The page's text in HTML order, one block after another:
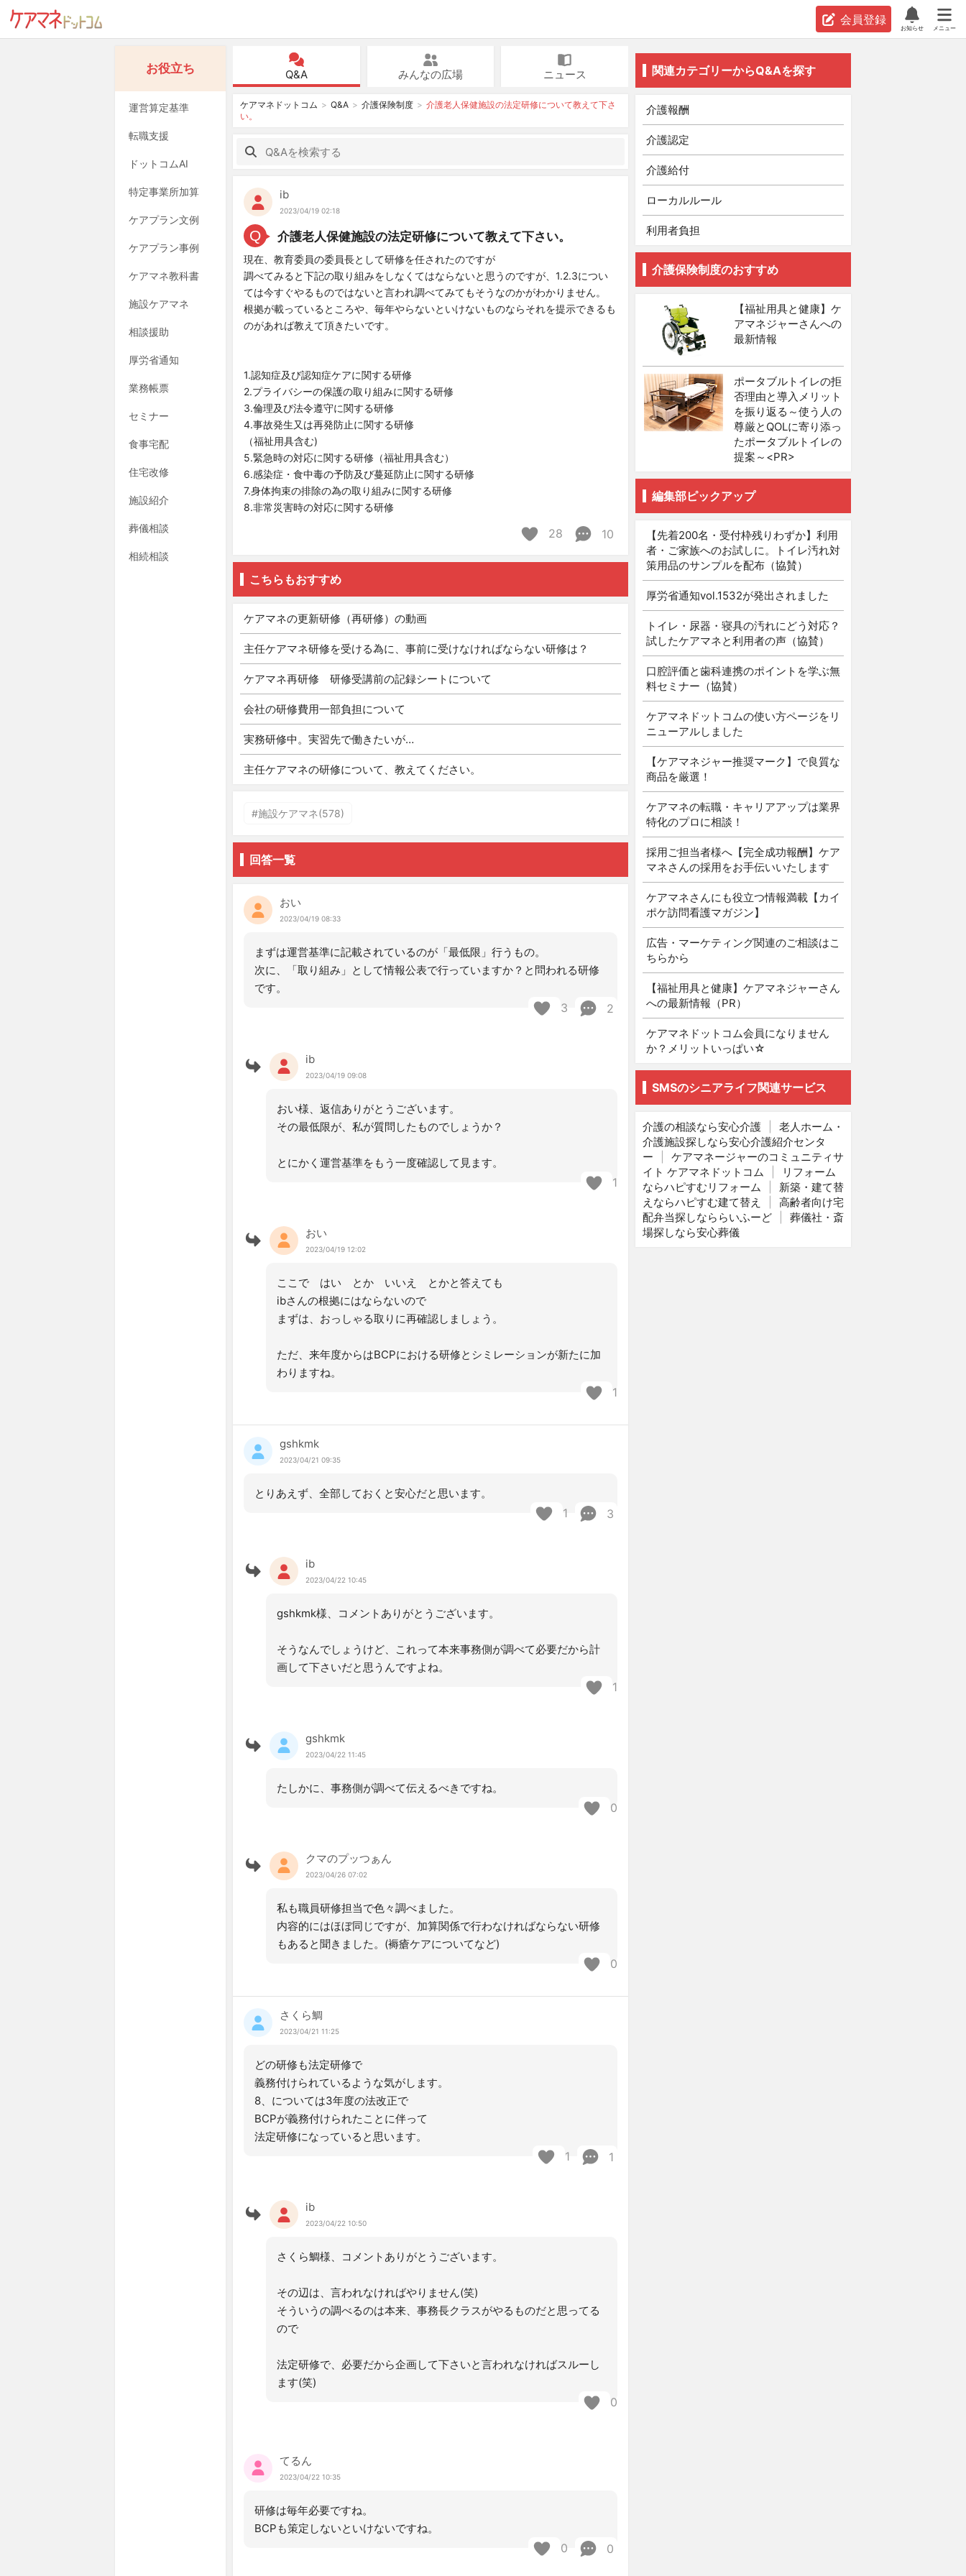
会員登録
お知らせ メニュー
お役立ち
運営算定基準
転職支援
ドットコムAI
特定事業所加算
ケアプラン文例
ケアプラン事例
ケアマネ教科書
施設ケアマネ
相談援助
厚労省通知
業務帳票
セミナー
食事宅配
住宅改修
施設紹介
葬儀相談
相続相談
Q&A みんなの広場 ニュース
ケアマネドットコム Q&A 介護保険制度
介護老人保健施設の法定研修について教えて下さ
い。
ib
2023/04/19 02:18
Q 介護老人保健施設の法定研修について教えて下さい。
現在、教育委員の委員長として研修を任されたのですが
調べてみると下記の取り組みをしなくてはならないと思うのですが、1.2.3につい
ては今すぐやるものではないと言われ調べてみてもそうなのかがわかりません。
根拠が載っているところや、毎年やらないといけないものならそれを提示できるも
のがあれば教えて頂きたいです。
1.認知症及び認知症ケアに関する研修
2.プライバシーの保護の取り組みに関する研修
3.倫理及び法令遵守に関する研修
4.事故発生又は再発防止に関する研修
（福祉用具含む)
5.緊急時の対応に関する研修（福祉用具含む）
6.感染症・食中毒の予防及び蔓延防止に関する研修
7.身体拘束の排除の為の取り組みに関する研修
8.非常災害時の対応に関する研修
28 10
こちらもおすすめ
ケアマネの更新研修（再研修）の動画
主任ケアマネ研修を受ける為に、事前に受けなければならない研修は？
ケアマネ再研修 研修受講前の記録シートについて
会社の研修費用一部負担について
実務研修中。実習先で働きたいが…
主任ケアマネの研修について、教えてください。
#施設ケアマネ(578)
回答一覧
おい
2023/04/19 08:33
まずは運営基準に記載されているのが「最低限」行うもの。
次に、「取り組み」として情報公表で行っていますか？と問われる研修
です。
3 2
ib
2023/04/19 09:08
おい様、返信ありがとうございます。
その最低限が、私が質問したものでしょうか？
とにかく運営基準をもう一度確認して見ます。
1
おい
2023/04/19 12:02
ここで はい とか いいえ とかと答えても
ibさんの根拠にはならないので
まずは、おっしゃる取りに再確認しましょう。
ただ、来年度からはBCPにおける研修とシミレーションが新たに加
わりますね。
1
gshkmk
2023/04/21 09:35
とりあえず、全部しておくと安心だと思います。
1 3
ib
2023/04/22 10:45
gshkmk様、コメントありがとうございます。
そうなんでしょうけど、これって本来事務側が調べて必要だから計
画して下さいだと思うんですよね。
1
gshkmk
2023/04/22 11:45
たしかに、事務側が調べて伝えるべきですね。
0
クマのプッつぁん
2023/04/26 07:02
私も職員研修担当で色々調べました。
内容的にはほぼ同じですが、加算関係で行わなければならない研修
もあると聞きました。(褥瘡ケアについてなど)
0
さくら鯛
2023/04/21 11:25
どの研修も法定研修で
義務付けられているような気がします。
8、については3年度の法改正で
BCPが義務付けられたことに伴って
法定研修になっていると思います。
1 1
ib
2023/04/22 10:50
さくら鯛様、コメントありがとうございます。
その辺は、言われなければやりません(笑)
そういうの調べるのは本来、事務長クラスがやるものだと思ってる
ので
法定研修で、必要だから企画して下さいと言われなければスルーし
ます(笑)
0
てるん
2023/04/22 10:35
研修は毎年必要ですね。
BCPも策定しないといけないですね。
0 0
関連カテゴリーからQ&Aを探す
介護報酬
介護認定
介護給付
ローカルルール
利用者負担
介護保険制度のおすすめ
【福祉用具と健康】ケ
アマネジャーさんへの
最新情報
ポータブルトイレの拒
否理由と導入メリット
を振り返る～使う人の
尊厳とQOLに寄り添っ
たポータブルトイレの
提案～<PR>
編集部ピックアップ
【先着200名・受付枠残りわずか】利用
者・ご家族へのお試しに。トイレ汚れ対
策用品のサンプルを配布（協賛）
厚労省通知vol.1532が発出されました
トイレ・尿器・寝具の汚れにどう対応？
試したケアマネと利用者の声（協賛）
口腔評価と歯科連携のポイントを学ぶ無
料セミナー（協賛）
ケアマネドットコムの使い方ページをリ
ニューアルしました
【ケアマネジャー推奨マーク】で良質な
商品を厳選！
ケアマネの転職・キャリアアップは業界
特化のプロに相談！
採用ご担当者様へ【完全成功報酬】ケア
マネさんの採用をお手伝いいたします
ケアマネさんにも役立つ情報満載【カイ
ポケ訪問看護マガジン】
広告・マーケティング関連のご相談はこ
ちらから
【福祉用具と健康】ケアマネジャーさん
への最新情報（PR）
ケアマネドットコム会員になりません
か？メリットいっぱい☆
SMSのシニアライフ関連サービス
介護の相談なら安心介護
老人ホーム・
介護施設探しなら安心介護紹介センタ
ー
ケアマネージャーのコミュニティサ
イト ケアマネドットコム
リフォーム
ならハピすむリフォーム
新築・建て替
えならハピすむ建て替え
高齢者向け宅
配弁当探しなららいふーど
葬儀社・斎
場探しなら安心葬儀